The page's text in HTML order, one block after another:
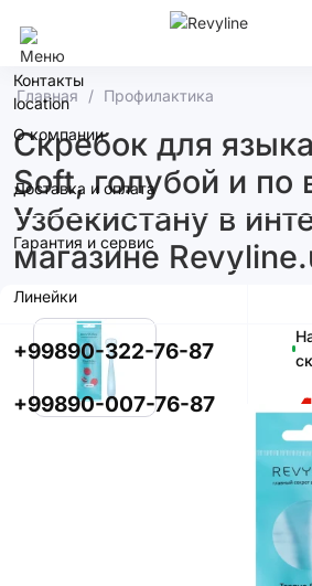
Контакты
О компании
Доставка и оплата
Гарантия и сервис
Линейки
+99890-322-76-87
+99890-007-76-87
Главная Профилактика
Скребок для
Soft, голубой и по
Узбекистану в
магазине